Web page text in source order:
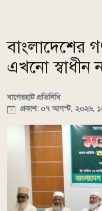
বাংলাদেশের
এখনো স্বাধীন
বাগেরহাট প্রতিনিধি
প্রকাশ: ০৭ আগস্ট, ২০২৬,